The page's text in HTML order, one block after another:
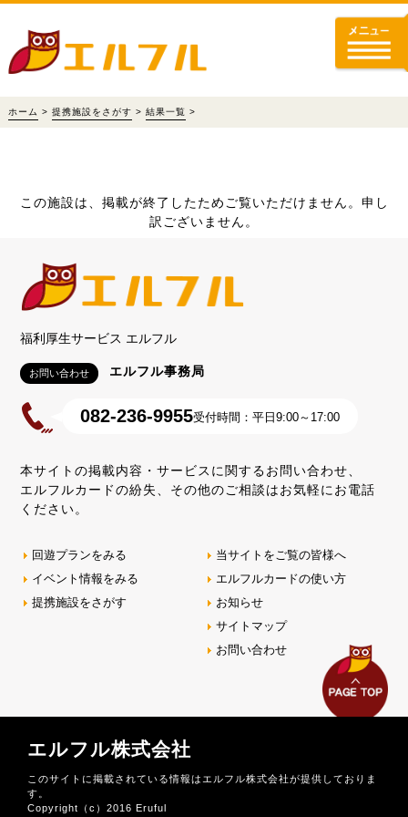
ホーム > 提携施設をさがす > 結果一覧 >
この施設は、掲載が終了したためご覧いただけません。申し
訳ございません。
福利厚生サービス エルフル
お問い合わせ エルフル事務局
082-236-9955受付時間：平日9:00～17:00
本サイトの掲載内容・サービスに関するお問い合わせ、
エルフルカードの紛失、その他のご相談はお気軽にお電話
ください。
回遊プランをみる
イベント情報をみる
提携施設をさがす
当サイトをご覧の皆様へ
エルフルカードの使い方
お知らせ
サイトマップ
お問い合わせ
エルフル株式会社
このサイトに掲載されている情報はエルフル株式会社が提供しておりま
す。
Copyright（c）2016 Eruful